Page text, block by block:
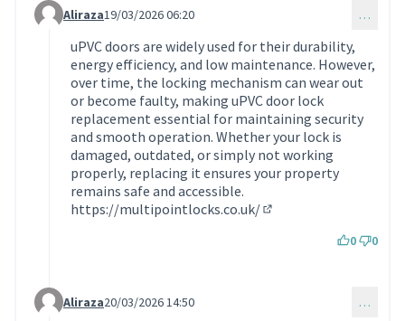
Commentaire 2207 (réponse au commentaire 2191)
Aliraza19/03/2026 06:20 …
uPVC doors are widely used for their durability,
energy efficiency, and low maintenance. However,
over time, the locking mechanism can wear out
or become faulty, making uPVC door lock
replacement essential for maintaining security
and smooth operation. Whether your lock is
damaged, outdated, or simply not working
properly, replacing it ensures your property
remains safe and accessible.
https://multipointlocks.co.uk/
0 0
Commentaire 2209 (réponse au commentaire 2191)
Aliraza20/03/2026 14:50 …